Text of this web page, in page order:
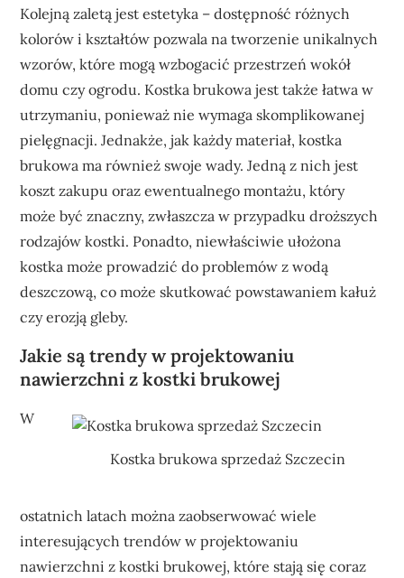
Kolejną zaletą jest estetyka – dostępność różnych
kolorów i kształtów pozwala na tworzenie unikalnych
wzorów, które mogą wzbogacić przestrzeń wokół
domu czy ogrodu. Kostka brukowa jest także łatwa w
utrzymaniu, ponieważ nie wymaga skomplikowanej
pielęgnacji. Jednakże, jak każdy materiał, kostka
brukowa ma również swoje wady. Jedną z nich jest
koszt zakupu oraz ewentualnego montażu, który
może być znaczny, zwłaszcza w przypadku droższych
rodzajów kostki. Ponadto, niewłaściwie ułożona
kostka może prowadzić do problemów z wodą
deszczową, co może skutkować powstawaniem kałuż
czy erozją gleby.
Jakie są trendy w projektowaniu
nawierzchni z kostki brukowej
Kostka brukowa sprzedaż Szczecin
W
ostatnich latach można zaobserwować wiele
interesujących trendów w projektowaniu
nawierzchni z kostki brukowej, które stają się coraz